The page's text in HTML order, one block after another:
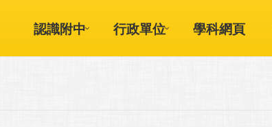
認識附中 行政單位 學科網頁